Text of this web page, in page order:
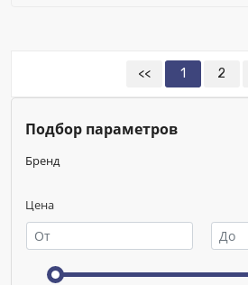
Подбор параметров
Цена
Бренд
<< 1 2